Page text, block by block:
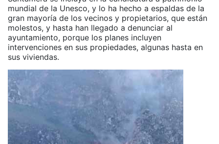
mundial de la Unesco, y lo ha hecho a espaldas de la
gran mayoría de los vecinos y propietarios, que están
molestos, y hasta han llegado a denunciar al
ayuntamiento, porque los planes incluyen
intervenciones en sus propiedades, algunas hasta en
sus viviendas.